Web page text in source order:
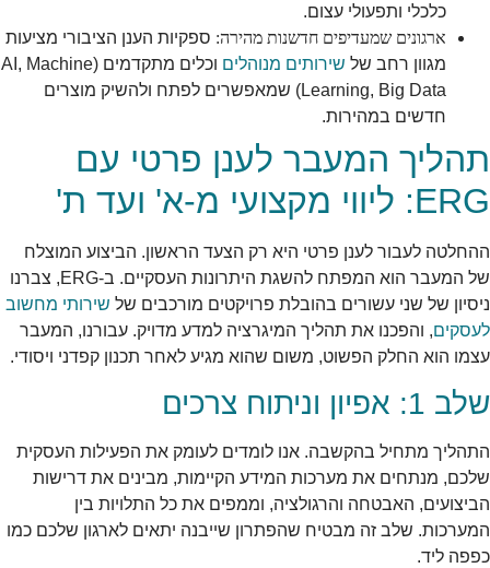
כלכלי ותפעולי עצום.
ארגונים שמעדיפים חדשנות מהירה: ספקיות הענן הציבורי מציעות
מגוון רחב של שירותים מנוהלים
וכלים מתקדמים (AI, Machine
Learning, Big Data) שמאפשרים לפתח ולהשיק מוצרים
חדשים במהירות.
תהליך המעבר לענן פרטי עם
ERG: ליווי מקצועי מ-א' ועד ת'
ההחלטה לעבור לענן פרטי היא רק הצעד הראשון. הביצוע המוצלח
של המעבר הוא המפתח להשגת היתרונות העסקיים. ב-ERG, צברנו
ניסיון של שני עשורים בהובלת פרויקטים מורכבים של שירותי מחשוב
לעסקים, והפכנו את תהליך המיגרציה למדע מדויק. עבורנו, המעבר
עצמו הוא החלק הפשוט, משום שהוא מגיע לאחר תכנון קפדני ויסודי.
שלב 1: אפיון וניתוח צרכים
התהליך מתחיל בהקשבה. אנו לומדים לעומק את הפעילות העסקית
שלכם, מנתחים את מערכות המידע הקיימות, מבינים את דרישות
הביצועים, האבטחה והרגולציה, וממפים את כל התלויות בין
המערכות. שלב זה מבטיח שהפתרון שייבנה יתאים לארגון שלכם כמו
כפפה ליד.